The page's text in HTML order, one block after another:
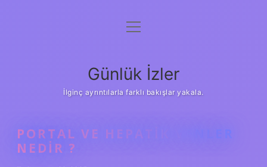
Anasayfa
Yasal Uyarı
menüyü
Günlük İzler
İlginç ayrıntılarla farklı bakışlar yakala.
PORTAL VE HEPATIK VENLER
NEDIR ?